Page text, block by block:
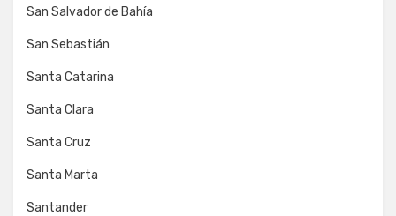
San Salvador de Bahía
San Sebastián
Santa Catarina
Santa Clara
Santa Cruz
Santa Marta
Santander